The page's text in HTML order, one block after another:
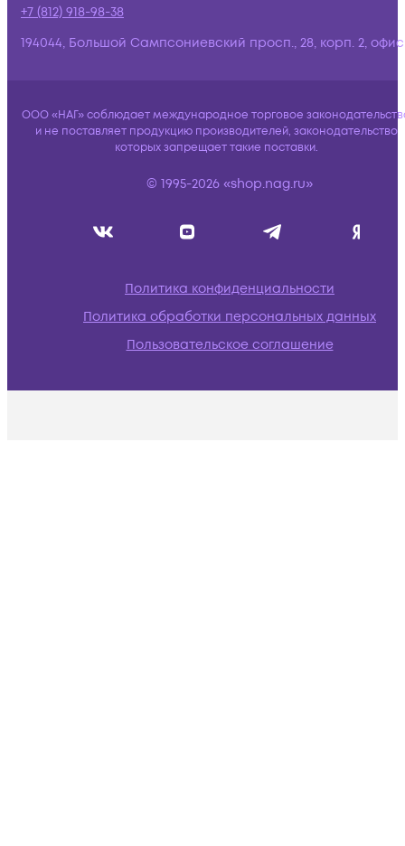
+7 (812) 918-98-38
194044, Большой Сампсониевский просп., 28, корп. 2,
ООО «НАГ» соблюдает международное торговое
и не поставляет продукцию производителей, законодательство
которых запрещает такие поставки.
© 1995-2026 «shop.nag.ru»
Политика конфиденциальности
Политика обработки персональных данных
Пользовательское соглашение